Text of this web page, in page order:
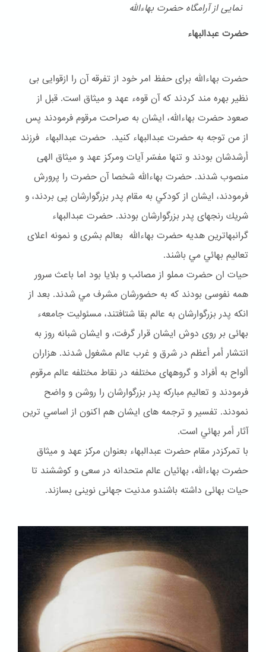
نمایی از آرامگاه حضرت بهاءالله
حضرت عبدالبهاء
حضرت بهاءالله برای حفظ امر خود از تفرقه آن را ازقوایی بی
نظیر بهره مند کردند که آن قوهء عهد و ميثاق است. قبل از
صعود حضرت بهاءالله، ایشان به صراحت مرقوم فرمودند پس
از من توجه به حضرت عبدالبهاء كنيد. حضرت عبدالبهاء فرزند
أرشدشان بودند و تنها مفسّر آيات ومركز عهد و ميثاق الهى
منصوب شدند. حضرت بهاءالله شخصا آن حضرت را پرورش
فرمودند، ايشان از كودكي به مقام پدر بزرگوارشان پى بردند، و
شريك رنجهاى پدر بزرگوارشان بودند. حضرت عبدالبهاء
گرانبهاترين هديه حضرت بهاءالله بعالم بشرى و نمونه اعلاى
تعاليم بهائي مي باشند.
حيات ان حضرت مملو از مصائب و بلايا بود اما باعث سرور
همه نفوسى بودند كه به حضورشان مشرف مي شدند. بعد از
انكه پدر بزرگوارشان به عالم بقا شتافتند، مسئوليت جامعهء
بهائى بر روى دوش ايشان قرار گرفت، و ايشان شبانه روز به
انتشار أمر أعظم در شرق و غرب عالم مشغول شدند. هزاران
ألواح به أفراد و گروههاى مختلفه در نقاط مختلفه عالم مرقوم
فرمودند و تعاليم مباركه پدر بزرگوارشان را روشن و واضح
نمودند. تفسير و ترجمه هاى ايشان هم اكنون از اساسي ترين
آثار أمر بهائي است.
با تمرکزدر مقام حضرت عبدالبهاء بعنوان مركز عهد و ميثاق
حضرت بهاءالله، بهائيان عالم متحدانه در سعى و كوششند تا
حيات بهائى داشته باشندو مدنيت جهانى نوينى بسازند.